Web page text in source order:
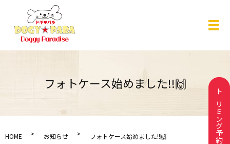
メ
トリミング予約
フォトケース始めました!!🙌
HOME お知らせ フォトケース始めました!!🙌